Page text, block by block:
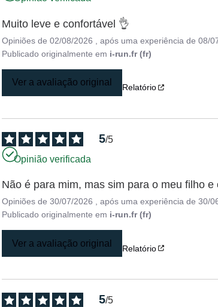
Muito leve e confortável 👌
Opiniões de02/08/2026 , após uma experiência de08/
Publicado originalmente em i-run.fr (fr)
Ver a avaliação original Relatório
5/5
Opinião verificada
Não é para mim, mas sim para o meu filho
Opiniões de30/07/2026 , após uma experiência de30/
Publicado originalmente em i-run.fr (fr)
Ver a avaliação original Relatório
5/5